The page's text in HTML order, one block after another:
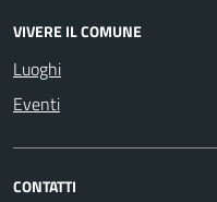
VIVERE IL COMUNE
Luoghi
Eventi
CONTATTI